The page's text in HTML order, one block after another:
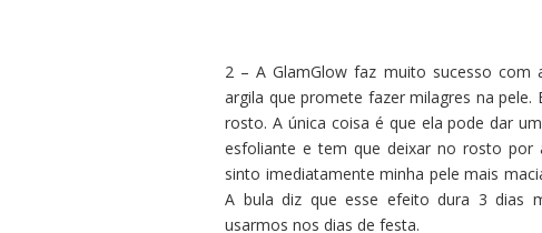
2 – A GlamGlow faz muito sucesso com
argila que promete fazer milagres na
rosto. A única coisa é que ela pode dar
esfoliante e tem que deixar no rosto por
sinto imediatamente minha pele mais
A bula diz que esse efeito dura 3 dias
usarmos nos dias de festa.